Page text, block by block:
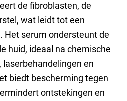
de fibroblasten, de
wat leidt tot een
Het serum ondersteunt de
huid, ideaal na chemische
laserbehandelingen en
biedt bescherming tegen
ontstekingen en